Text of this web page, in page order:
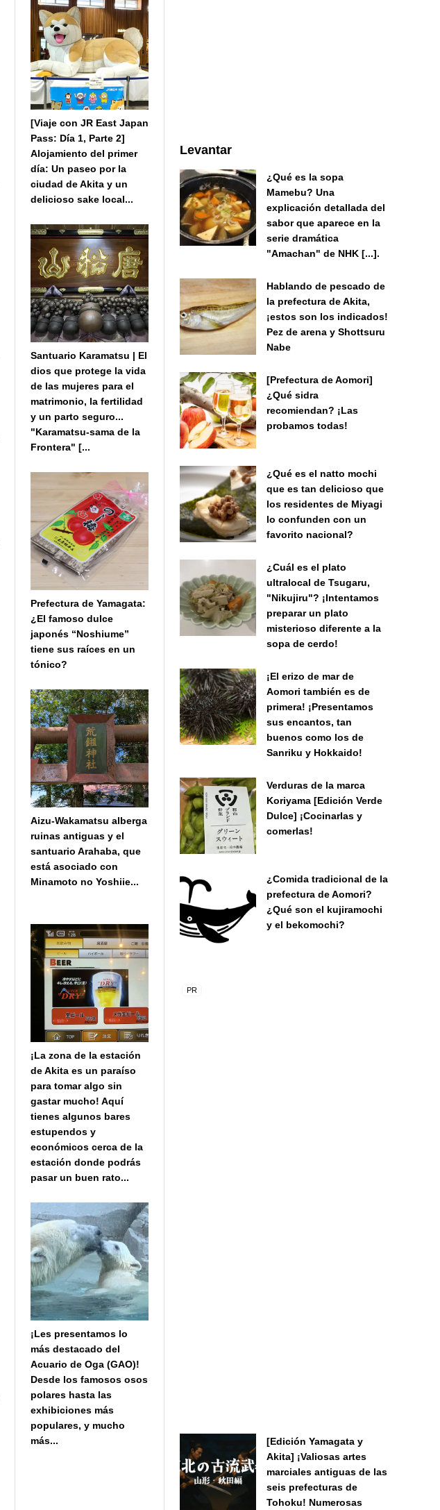
Levantar
¿Qué es la sopa
Mamebu? Una
explicación detallada del
sabor que aparece en la
serie dramática
"Amachan" de NHK [...].
Hablando de pescado de
la prefectura de Akita,
¡estos son los indicados!
Pez de arena y Shottsuru
Nabe
[Prefectura de Aomori]
¿Qué sidra
recomiendan? ¡Las
probamos todas!
¿Qué es el natto mochi
que es tan delicioso que
los residentes de Miyagi
lo confunden con un
favorito nacional?
¿Cuál es el plato
ultralocal de Tsugaru,
"Nikujiru"? ¡Intentamos
preparar un plato
misterioso diferente a la
sopa de cerdo!
¡El erizo de mar de
Aomori también es de
primera! ¡Presentamos
sus encantos, tan
buenos como los de
Sanriku y Hokkaido!
Verduras de la marca
Koriyama [Edición Verde
Dulce] ¡Cocinarlas y
comerlas!
¿Comida tradicional de la
prefectura de Aomori?
¿Qué son el kujiramochi
y el bekomochi?
[Edición Yamagata y
Akita] ¡Valiosas artes
marciales antiguas de las
seis prefecturas de
Tohoku! Numerosas
[Viaje con JR East Japan
Pass: Día 1, Parte 2]
Alojamiento del primer
día: Un paseo por la
ciudad de Akita y un
delicioso sake local...
Santuario Karamatsu | El
dios que protege la vida
de las mujeres para el
matrimonio, la fertilidad
y un parto seguro...
"Karamatsu-sama de la
Frontera" [...
Prefectura de Yamagata:
¿El famoso dulce
japonés “Noshiume”
tiene sus raíces en un
tónico?
Aizu-Wakamatsu alberga
ruinas antiguas y el
santuario Arahaba, que
está asociado con
Minamoto no Yoshiie...
¡La zona de la estación
de Akita es un paraíso
para tomar algo sin
gastar mucho! Aquí
tienes algunos bares
estupendos y
económicos cerca de la
estación donde podrás
pasar un buen rato...
¡Les presentamos lo
más destacado del
Acuario de Oga (GAO)!
Desde los famosos osos
polares hasta las
exhibiciones más
populares, y mucho
más...